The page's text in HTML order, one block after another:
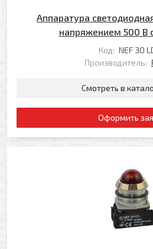
Аппаратура
напряжением 500 В
Код: NEF 30
Производитель:
Смотреть в
Оформить
Перезвоните мне
Я даю свое согласие на
персональных данных в
* — поля, обязательные для